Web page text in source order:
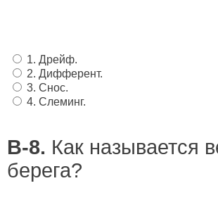
1. Дрейф.
2. Дифферент.
3. Снос.
4. Слеминг.
В-8. Как называется
берега?